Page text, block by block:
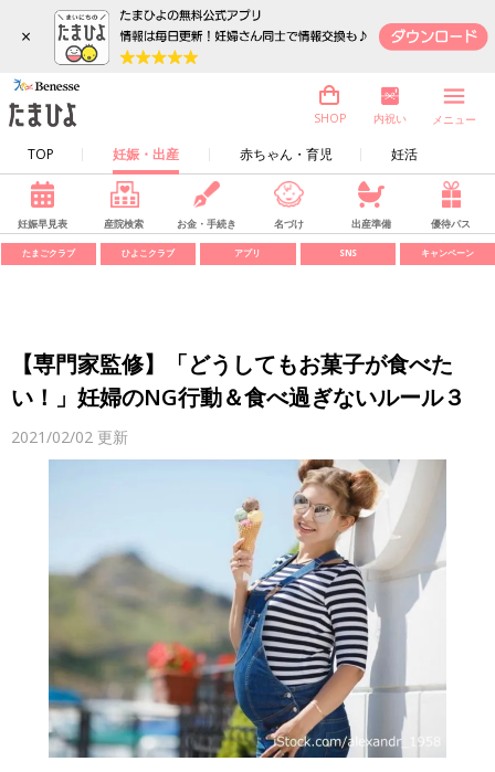
×
TOP 妊娠・出産 赤ちゃん・育児 妊活
SHOP 内祝い メニュー
妊娠早見表 産院検索 お金・手続き 名づけ 出産準備 優待パス
たまごクラブ ひよこクラブ アプリ SNS キャンペーン
【専門家監修】「どうしてもお菓子が食べた
い！」妊婦のNG行動＆食べ過ぎないルール３
2021/02/02 更新